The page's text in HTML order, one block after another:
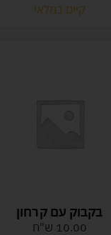
קיים במלאי
בקבוק עם קרחון
10.00 ש"ח